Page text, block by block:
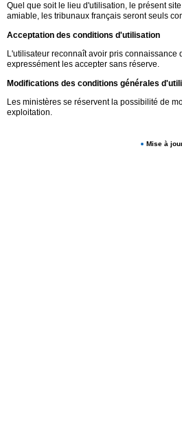
Quel que soit le lieu d'utilisation, le présent
amiable, les tribunaux français seront seuls
Acceptation des conditions d'utilisation
L'utilisateur reconnaît avoir pris
expressément les accepter sans réserve.
Modifications des conditions générales
Les ministères se réservent la possibilité de
exploitation.
Mise à